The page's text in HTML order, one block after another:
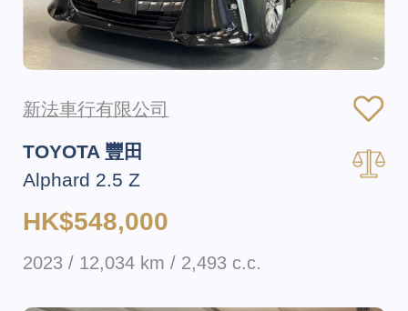
新法車行有限公司
TOYOTA 豐田
Alphard 2.5 Z
HK$548,000
2023 / 12,034 km / 2,493 c.c.